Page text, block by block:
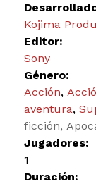
Kojima
Editor:
Sony
Género:
Acción,
aventura,
ficción,
Jugadores:
1
Duración: